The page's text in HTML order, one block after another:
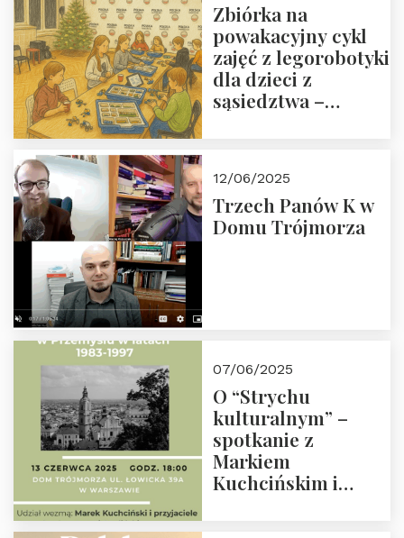
Zbiórka na
powakacyjny cykl
zajęć z legorobotyki
dla dzieci z
sąsiedztwa –
Fundacji
12/06/2025
Trzech Panów K w
Domu Trójmorza
07/06/2025
O “Strychu
kulturalnym” –
spotkanie z
Markiem
Kuchcińskim i